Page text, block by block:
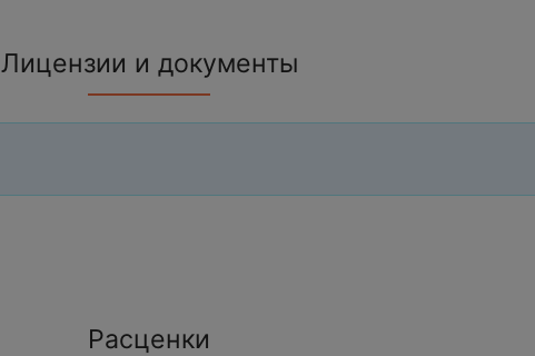
Лицензии и документы
Расценки